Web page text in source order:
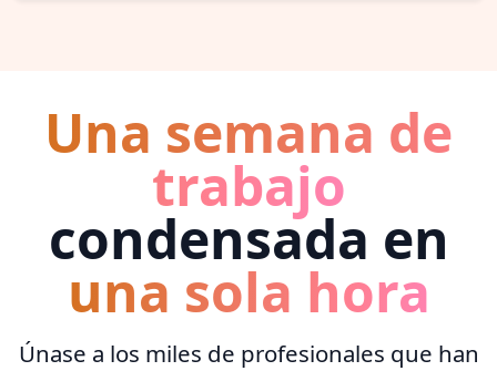
Una semana de
trabajo
condensada en
una sola hora
Únase a los miles de profesionales que han